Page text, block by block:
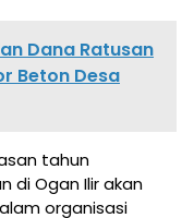
Dana Ratusan
Beton Desa
tahun
di Ogan Ilir akan
organisasi